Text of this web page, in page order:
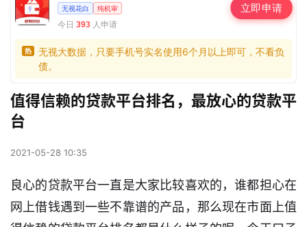
无视花白 纯机审
今日 393 人申请
立即申请
热
无视大数据，只要手机号实名使用6个月以上即可，不看负
债。
值得信赖的贷款平台排名，最放心的贷款平
台
2021-05-28 10:35
良心的贷款平台一直是大家比较喜欢的，谁都担心在
网上借钱遇到一些不靠谱的产品，那么现在市面上值